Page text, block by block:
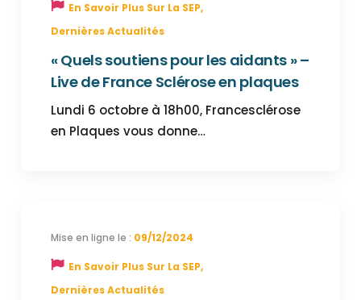
En Savoir Plus Sur La SEP,
Dernières Actualités
« Quels soutiens pour les aidants » –
Live de France Sclérose en plaques
Lundi 6 octobre à 18h00, Francesclérose
en Plaques vous donne…
09/12/2024
En Savoir Plus Sur La SEP,
Dernières Actualités